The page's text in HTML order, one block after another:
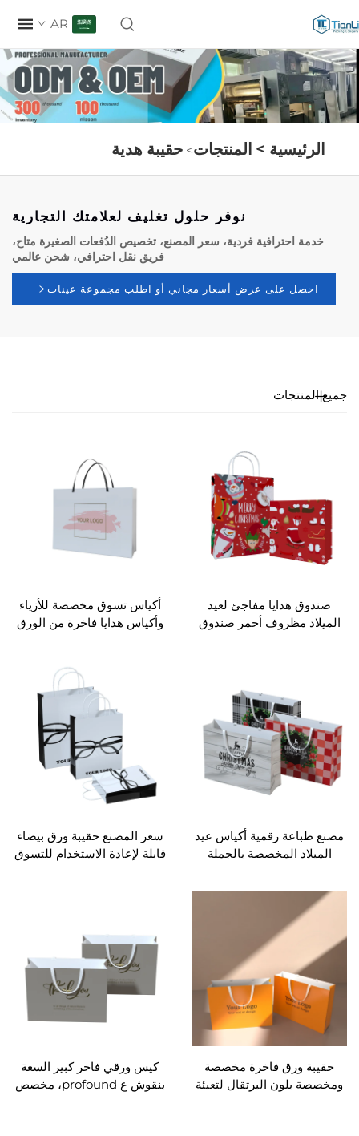
>المنتجات>حقيبة هدية
نوفر حلول تغليف لعلامتك التجارية
احترافية فردية، سعر المصنع، تخصيص الدُفعات الصغيرة متاح،
فريق نقل احترافي، شحن عالمي
على عرض أسعار مجاني أو اطلب مجموعة عينات
هدايا مفاجئ لعيد
مظروف أحمر صندوق
عيد الميلاد مورد
عيد الميلاد علب
عيد الميلاد مخصصة
أكياس تسوق مخصصة للأزياء
وأكياس هدايا فاخرة من الورق
رقمية أكياس عيد
المخصصة بالجملة
الشوكولاتة
سعر المصنع حقيبة ورق بيضاء
قابلة لإعادة الاستخدام للتسوق
ورق فاخرة مخصصة
بلون البرتقال لتعبئة
كيس ورقي فاخر كبير السعة
بنقوش ع profound، مخصص